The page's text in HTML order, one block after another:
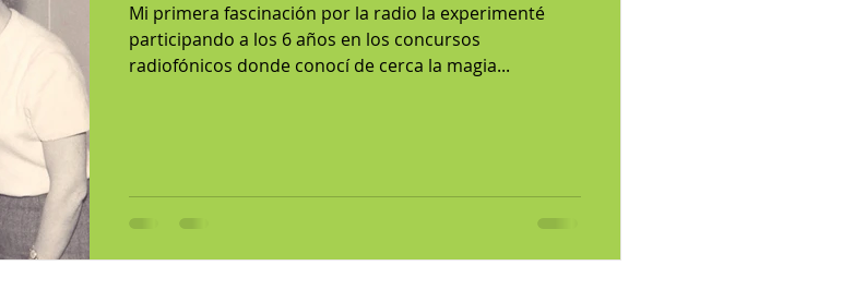
Mi primera fascinación por la radio la experimenté
participando a los 6 años en los concursos
radiofónicos donde conocí de cerca la magia...